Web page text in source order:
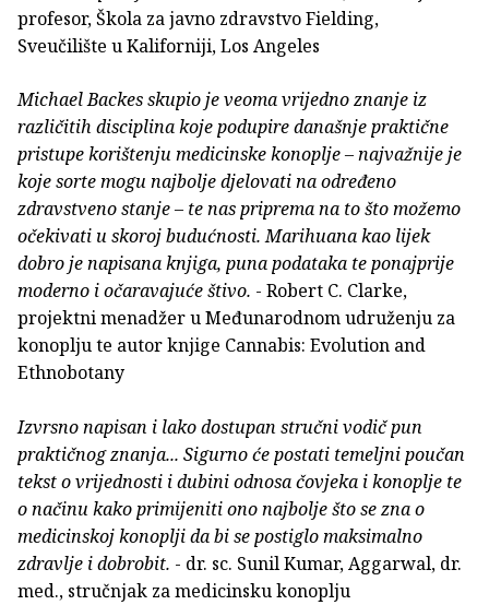
profesor, Škola za javno zdravstvo Fielding,
Sveučilište u Kaliforniji, Los Angeles
Michael Backes skupio je veoma vrijedno znanje iz
različitih disciplina koje podupire današnje praktične
pristupe korištenju medicinske konoplje – najvažnije je
koje sorte mogu najbolje djelovati na određeno
zdravstveno stanje – te nas priprema na to što možemo
očekivati u skoroj budućnosti. Marihuana kao lijek
dobro je napisana knjiga, puna podataka te ponajprije
moderno i očaravajuće štivo. - Robert C. Clarke,
projektni menadžer u Međunarodnom udruženju za
konoplju te autor knjige Cannabis: Evolution and
Ethnobotany
Izvrsno napisan i lako dostupan stručni vodič pun
praktičnog znanja... Sigurno će postati temeljni poučan
tekst o vrijednosti i dubini odnosa čovjeka i konoplje te
o načinu kako primijeniti ono najbolje što se zna o
medicinskoj konoplji da bi se postiglo maksimalno
zdravlje i dobrobit. - dr. sc. Sunil Kumar, Aggarwal, dr.
med., stručnjak za medicinsku konoplju